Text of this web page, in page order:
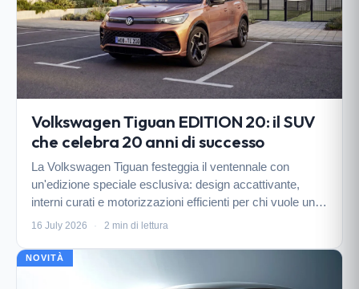
Volkswagen Tiguan EDITION 20: il SUV
che celebra 20 anni di successo
La Volkswagen Tiguan festeggia il ventennale con
un'edizione speciale esclusiva: design accattivante,
interni curati e motorizzazioni efficienti per chi vuole un
SUV affidabile.
16 July 2026 · 2 min di lettura
NOVITÀ